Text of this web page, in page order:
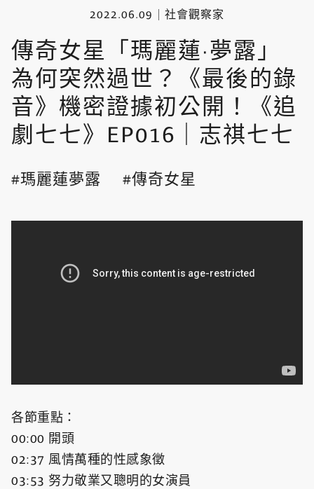
2022.06.09
社會觀察家
傳奇女星「瑪麗蓮·夢露」
為何突然過世？《最後的錄
音》機密證據初公開！《追
劇七七》EP016｜志祺七七
瑪麗蓮夢露 傳奇女星
各節重點：
00:00 開頭
02:37 風情萬種的性感象徵
03:53 努力敬業又聰明的女演員